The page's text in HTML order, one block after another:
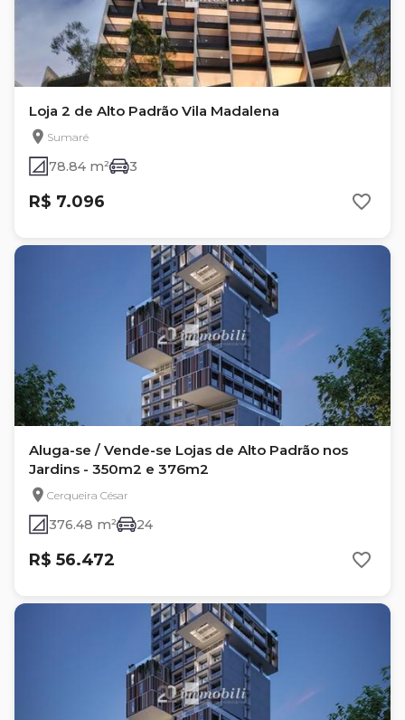
Loja 2 de Alto Padrão Vila Madalena
Sumaré
78.84 m² 3
R$ 7.096
Aluga-se / Vende-se Lojas de Alto Padrão nos
Jardins - 350m2 e 376m2
Cerqueira César
376.48 m² 24
R$ 56.472